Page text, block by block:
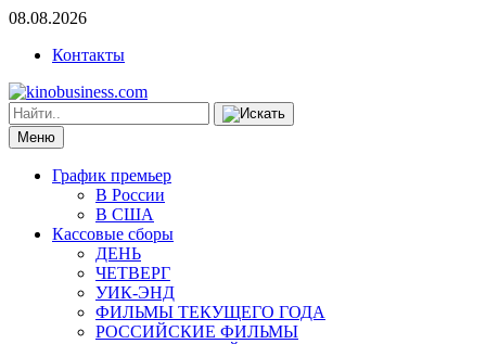
08.08.2026
Контакты
Меню
График премьер
В России
В США
Кассовые сборы
ДЕНЬ
ЧЕТВЕРГ
УИК-ЭНД
ФИЛЬМЫ ТЕКУЩЕГО ГОДА
РОССИЙСКИЕ ФИЛЬМЫ